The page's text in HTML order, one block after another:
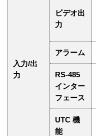
入力/出
力
ビデオ出
力
アラーム
RS-485
インター
フェース
UTC 機
能